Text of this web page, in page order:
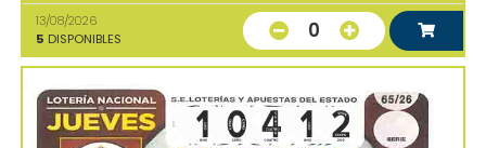
13/08/2026
5 DISPONIBLES 0